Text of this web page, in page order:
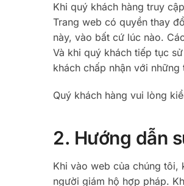
Khi quý khách hàng truy
Trang web có quyền thay
này, vào bất cứ lúc nào.
Và khi quý khách tiếp tục
khách chấp nhận với
Quý khách hàng vui lòng
2. Hướng dẫn
Khi vào web của chúng tôi,
người giám hộ hợp pháp.